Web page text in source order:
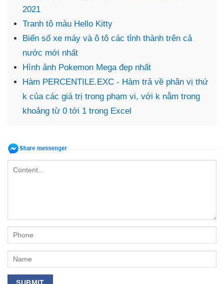
2021
Tranh tô màu Hello Kitty
Biển số xe máy và ô tô các tỉnh thành trên cả
nước mới nhất
Hình ảnh Pokemon Mega đẹp nhất
Hàm PERCENTILE.EXC - Hàm trả về phân vị thứ
k của các giá trị trong phạm vi, với k nằm trong
khoảng từ 0 tới 1 trong Excel